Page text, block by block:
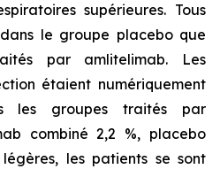
supérieures. Tous
le groupe placebo que
par amlitelimab. Les
étaient numériquement
les groupes traités par
combiné 2,2 %, placebo
les patients se sont